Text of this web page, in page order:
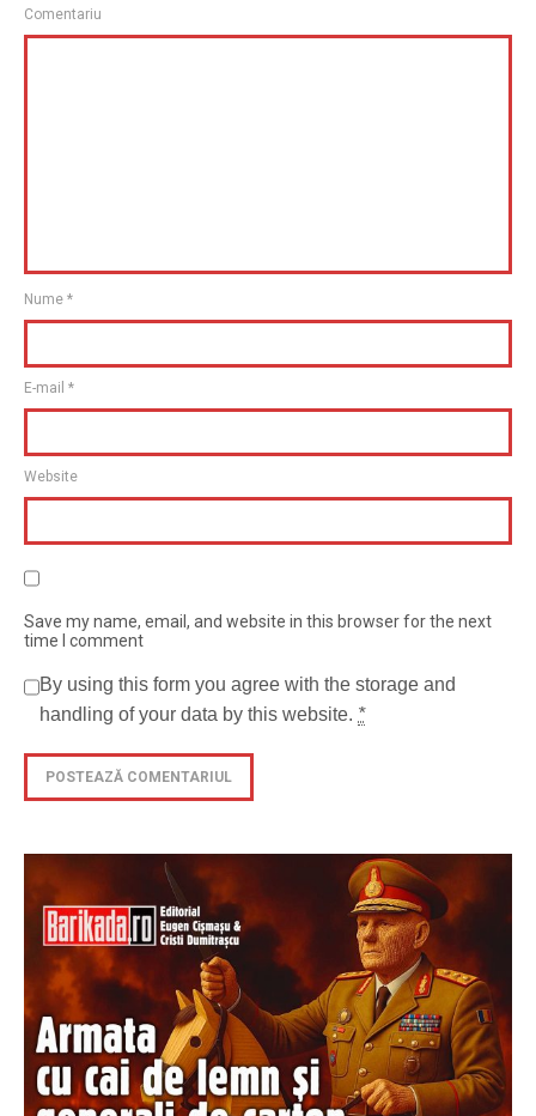
Comentariu
Nume *
E-mail *
Website
Save my name, email, and website in this browser for the next
time I comment
By using this form you agree with the storage and
handling of your data by this website. *